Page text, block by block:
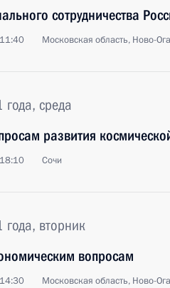
сотрудничества
Московская область, Ново-
среда
развития
Сочи
вторник
вопросам
Московская область, Ново-